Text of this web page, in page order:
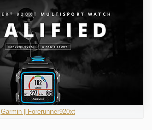
Garmin | Forerunner920xt